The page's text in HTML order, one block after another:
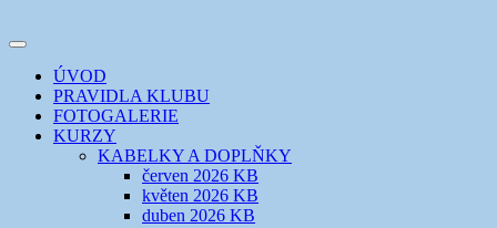
k
webuEVIKLUB
šicí klub
Toggle
navigation
ÚVOD
PRAVIDLA KLUBU
FOTOGALERIE
KURZY
KABELKY A DOPLŇKY
červen 2026 KB
květen 2026 KB
duben 2026 KB